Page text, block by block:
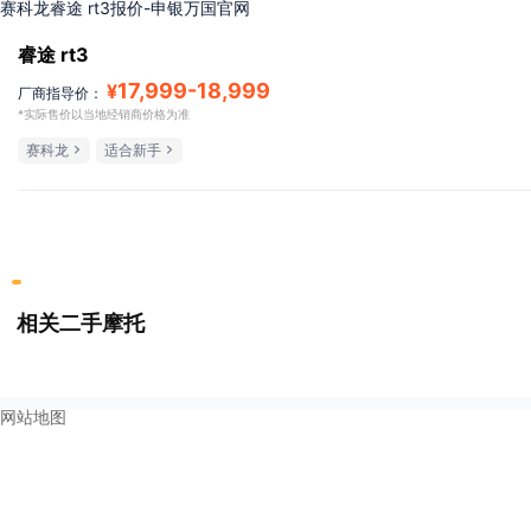
赛科龙睿途 rt3报价-申银万国官网
睿途 rt3
厂商指导价： ¥17,999-18,999
*实际售价以当地经销商价格为准
赛科龙 适合新手
相关二手摩托
网站地图